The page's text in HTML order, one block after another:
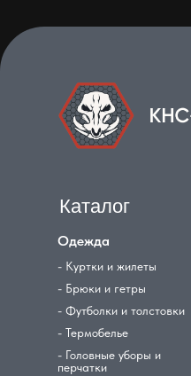
Каталог
Одежда
- Куртки и жилеты
- Брюки и гетры
- Футболки и толстовки
- Термобелье
- Головные уборы и
перчатки